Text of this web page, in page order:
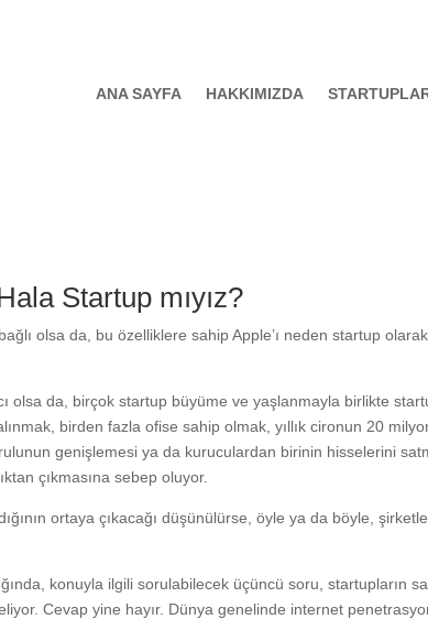
ANA SAYFA HAKKIMIZDA
Startup mıyız?
olsa da, bu özelliklere sahip Apple’ı neden startup olarak
olsa da, birçok startup büyüme ve yaşlanmayla birlikte
birden fazla ofise sahip olmak, yıllık cironun 20
genişlemesi ya da kuruculardan birinin hisselerini
çıkmasına sebep oluyor.
ortaya çıkacağı düşünülürse, öyle ya da böyle,
konuyla ilgili sorulabilecek üçüncü soru, startupların
Cevap yine hayır. Dünya genelinde internet